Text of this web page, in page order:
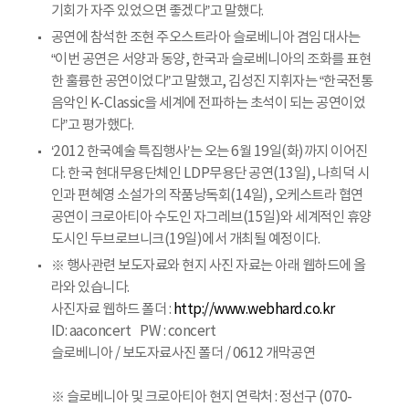
기회가 자주 있었으면 좋겠다”고 말했다.
공연에 참석한 조현 주오스트라아 슬로베니아 겸임 대사는
“이번 공연은 서양과 동양, 한국과 슬로베니아의 조화를 표현
한 훌륭한 공연이었다”고 말했고, 김성진 지휘자는 “한국전통
음악인 K-Classic을 세계에 전파하는 초석이 되는 공연이었
다”고 평가했다.
‘2012 한국예술 특집행사’는 오는 6월 19일(화)까지 이어진
다. 한국 현대무용단체인 LDP무용단 공연(13일), 나희덕 시
인과 편혜영 소설가의 작품낭독회(14일), 오케스트라 협연
공연이 크로아티아 수도인 자그레브(15일)와 세계적인 휴양
도시인 두브로브니크(19일)에서 개최될 예정이다.
※ 행사관련 보도자료와 현지 사진 자료는 아래 웹하드에 올
라와 있습니다.
사진자료 웹하드 폴더 : http://www.webhard.co.kr
ID: aaconcert PW : concert
슬로베니아 / 보도자료사진 폴더 / 0612 개막공연
※ 슬로베니아 및 크로아티아 현지 연락처 : 정선구 (070-